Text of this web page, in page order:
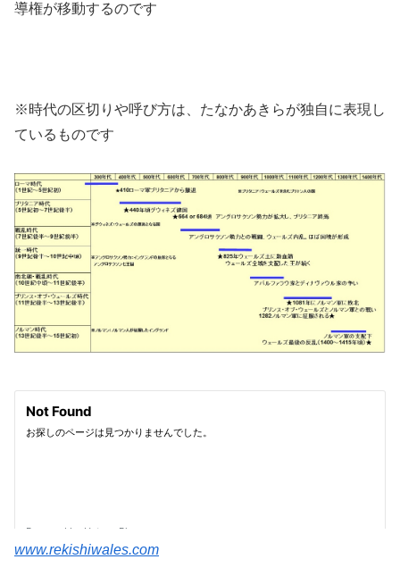
導権が移動するのです
※時代の区切りや呼び方は、たなかあきらが独自に表現し
ているものです
www.rekishiwales.com